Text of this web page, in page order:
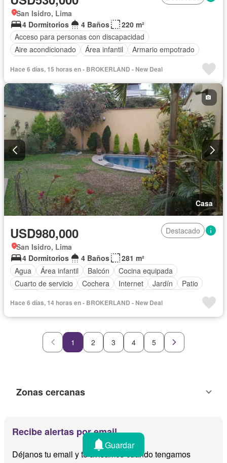
San Isidro, Lima
4 Dormitorios
4 Baños
220 m²
Acceso para personas con discapacidad
Aire acondicionado
Área infantil
Armario empotrado
Tanque de agua
Cocina equipada
Cuarto de servicio
Cochera
Gas natural Gimnasio Internet
Jacuzzi
Jardín
Patio Piscina Vigilante Sauna
Seguridad
Terraza
Vista panorámica Wifi Sin amoblar
Hace 6 días, 15 horas en - BROKERLAND - New Deal
Casa
USD980,000
Destacado
San Isidro, Lima
4 Dormitorios
4 Baños
281 m²
Agua
Área infantil Balcón
Cocina equipada
Cuarto de servicio
Cochera Internet Jardín
Patio
Hace 6 días, 14 horas en - BROKERLAND - New Deal
1 2 3 4 5
Zonas cercanas
Recibe alertas por email
Déjanos tu email y te avisamos cuando tengamos
Guardar